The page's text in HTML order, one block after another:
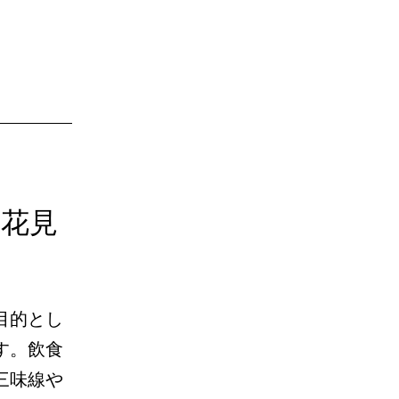
見
的とし
。飲食
味線や